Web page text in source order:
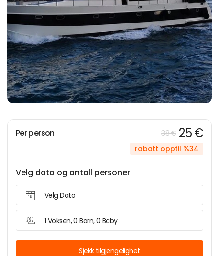
Per person 38 € 25 €
rabatt opptil %34
Velg dato og antall personer
Velg Dato
1 Voksen, 0 Barn, 0 Baby
Sjekk tilgjengelighet